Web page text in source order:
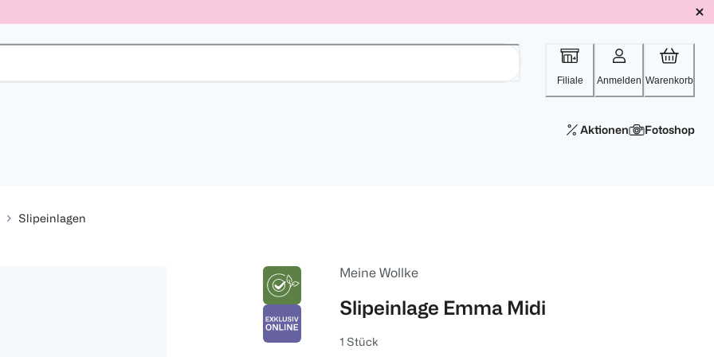
Filiale Anmelden Warenkorb
Aktionen Fotoshop
Slipeinlagen
Meine Wollke
Slipeinlage Emma Midi
1 Stück